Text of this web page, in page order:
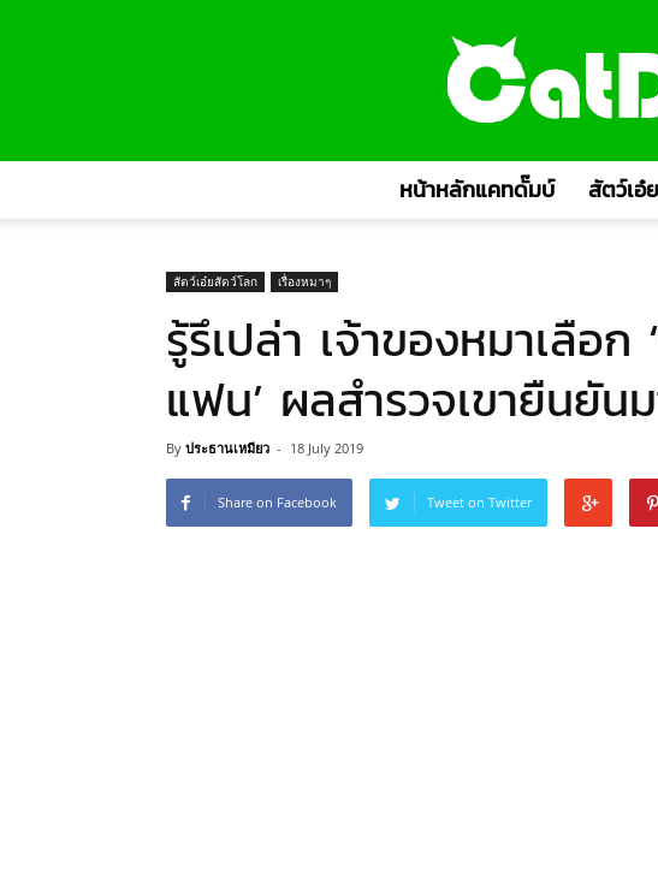
หน้าหลักแคทดั๊มบ์ สัตว์เอ๋
สัตว์เอ๋ยสัตว์โลก เรื่องหมาๆ
รู้รึเปล่า เจ้าของหมาเลือก
แฟน’ ผลสำรวจเขายืนยัน
By ประธานเหมียว - 18 July 2019
Share on Facebook Tweet on Twitter